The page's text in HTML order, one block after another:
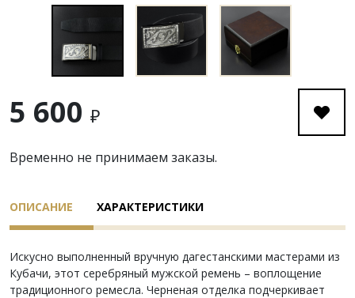
5 600 ₽
Временно не принимаем заказы.
ОПИСАНИЕ ХАРАКТЕРИСТИКИ
Искусно выполненный вручную дагестанскими мастерами из
Кубачи, этот серебряный мужской ремень – воплощение
традиционного ремесла. Черненая отделка подчеркивает